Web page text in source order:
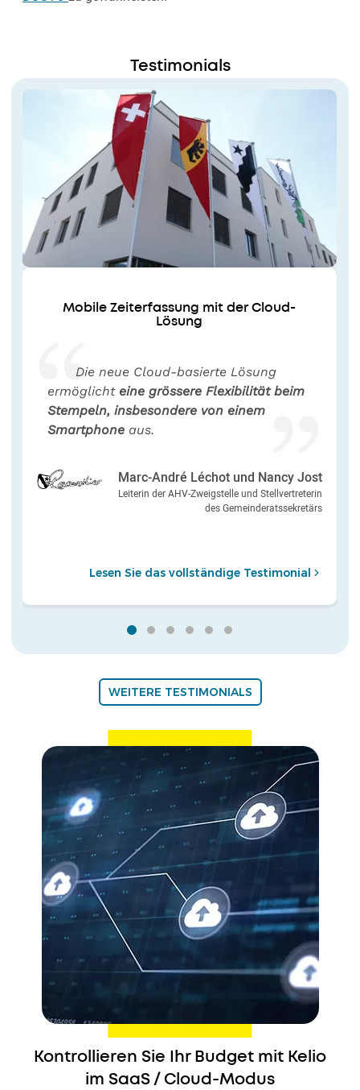
Testimonials
Mobile Zeiterfassung mit der Cloud-
Lösung
Die neue Cloud-basierte Lösung
ermöglicht eine grössere Flexibilität beim
Stempeln, insbesondere von einem
Smartphoneaus.
Marc-André Léchot und Nancy Jost
Leiterin der AHV-Zweigstelle und Stellvertreterin
des Gemeinderatssekretärs
Lesen Sie das vollständige Testimonial
WEITERE TESTIMONIALS
Kontrollieren Sie Ihr Budget mit Kelio
im SaaS / Cloud-Modus